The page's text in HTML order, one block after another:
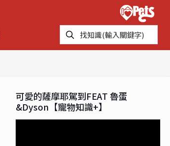
可愛的薩摩耶駕到FEAT 魯蛋
&Dyson【寵物知識+】